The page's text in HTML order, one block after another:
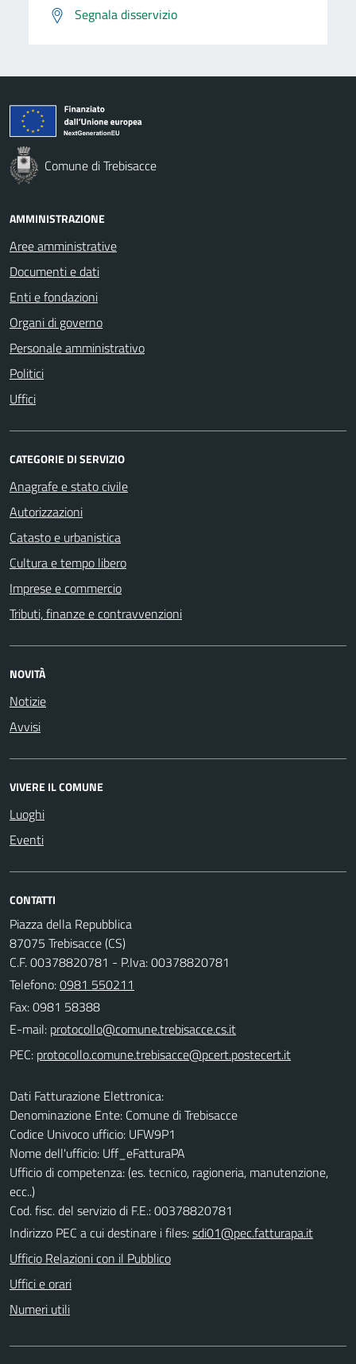
Segnala disservizio
Comune di Trebisacce
AMMINISTRAZIONE
Aree amministrative
Documenti e dati
Enti e fondazioni
Organi di governo
Personale amministrativo
Politici
Uffici
CATEGORIE DI SERVIZIO
Anagrafe e stato civile
Autorizzazioni
Catasto e urbanistica
Cultura e tempo libero
Imprese e commercio
Tributi, finanze e contravvenzioni
NOVITÀ
Notizie
Avvisi
VIVERE IL COMUNE
Luoghi
Eventi
CONTATTI
Piazza della Repubblica
87075 Trebisacce (CS)
C.F. 00378820781 - P.Iva: 00378820781
Telefono:0981 550211
Fax: 0981 58388
E-mail:
PEC:
Dati Fatturazione Elettronica:
Denominazione Ente: Comune di Trebisacce
Codice Univoco ufficio: UFW9P1
Nome dell'ufficio: Uff_eFatturaPA
Ufficio di competenza: (es. tecnico, ragioneria, manutenzione,
ecc..)
Cod. fisc. del servizio di F.E.: 00378820781
Indirizzo PEC a cui destinare i files:sdi01@pec.fatturapa.it
Ufficio Relazioni con il Pubblico
Uffici e orari
Numeri utili